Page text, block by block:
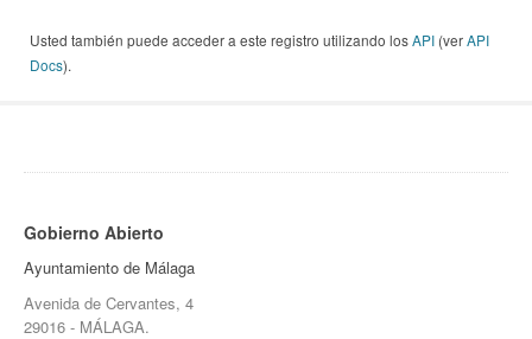
Usted también puede acceder a este registro utilizando losAPI (verAPI
Docs).
Gobierno Abierto
Ayuntamiento de Málaga
Avenida de Cervantes, 4
29016 - MÁLAGA.